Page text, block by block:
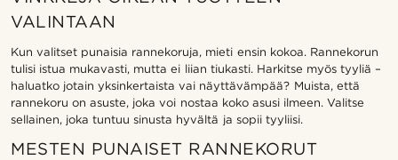
VALINTAAN
Kun valitset punaisia rannekoruja, mieti ensin kokoa. Rannekorun
tulisi istua mukavasti, mutta ei liian tiukasti. Harkitse myös tyyliä –
haluatko jotain yksinkertaista vai näyttävämpää? Muista, että
rannekoru on asuste, joka voi nostaa koko asusi ilmeen. Valitse
sellainen, joka tuntuu sinusta hyvältä ja sopii tyyliisi.
MESTEN PUNAISET RANNEKORUT